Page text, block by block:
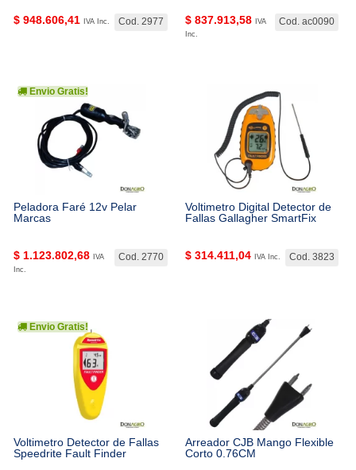
Cod. 2977
$ 948.606,41 IVA Inc. Cod. ac0090
$ 837.913,58
IVA
Inc.
Envio Gratis!
Peladora Faré 12v Pelar
Marcas
Cod. 2770
$ 1.123.802,68
IVA
Inc.
Voltimetro Digital Detector de
Fallas Gallagher SmartFix
Cod. 3823
$ 314.411,04 IVA Inc.
Envio Gratis!
Voltimetro Detector de Fallas
Speedrite Fault Finder
Arreador CJB Mango Flexible
Corto 0.76CM